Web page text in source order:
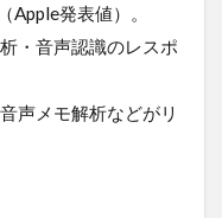
発表値）。
・音声認識のレスポ
声メモ解析などがリ